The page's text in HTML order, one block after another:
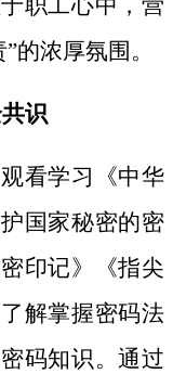
职工心中，营
的浓厚氛围。
识
看学习《中华
护国家秘密的密
印记》《指尖
解掌握密码法
码知识。通过